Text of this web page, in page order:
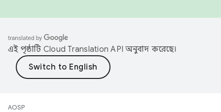
এই পৃষ্ঠাটি Cloud Translation API অনুবাদ করেছে।
AOSP